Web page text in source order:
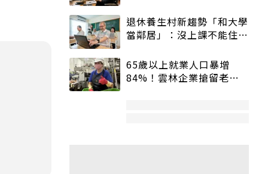
退休養生村新趨勢「和大學
當鄰居」：沒上課不能住、
65歲以上就業人口暴增
84%！雲林企業搶留老員